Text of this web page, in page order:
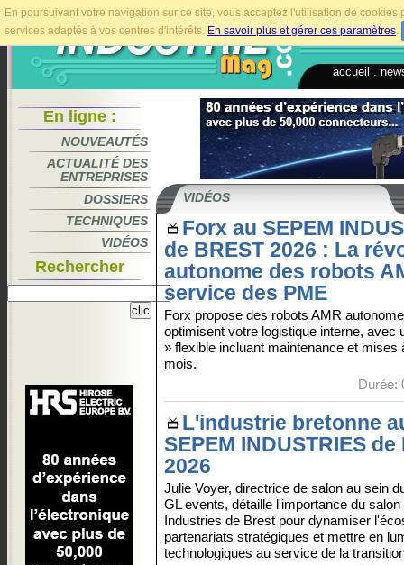
En poursuivant votre navigation sur ce site, vous acceptez l'utilisation de
services adaptés à vos centres d'intérêts. En savoir plus et gérer ces paramètres.
accueil
En ligne :
NOUVEAUTÉS
ACTUALITÉ DES
ENTREPRISES
DOSSIERS
TECHNIQUES
VIDÉOS
Rechercher
VIDÉOS
Forx au SEPEM
de BREST 2026 : La
autonome des robots
service des PME
Forx propose des robots AMR
optimisent votre logistique interne, avec
» flexible incluant maintenance et mises
mois.
Durée:
L'industrie bretonne
SEPEM INDUSTRIES
2026
Julie Voyer, directrice de salon au sein
GL events, détaille l'importance du
Industries de Brest pour dynamiser
partenariats stratégiques et mettre en
technologiques au service de la